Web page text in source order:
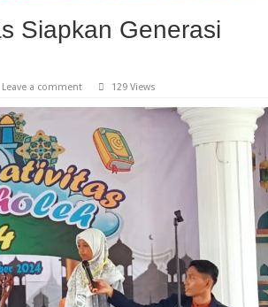
Siapkan Generasi
Leave a comment 129 Views